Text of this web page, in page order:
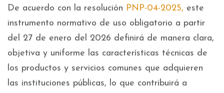
De acuerdo con la resolución PNP-04-2025, este
instrumento normativo de uso obligatorio a partir
del 27 de enero del 2026 definirá de manera clara,
objetiva y uniforme las características técnicas de
los productos y servicios comunes que adquieren
las instituciones públicas, lo que contribuirá a